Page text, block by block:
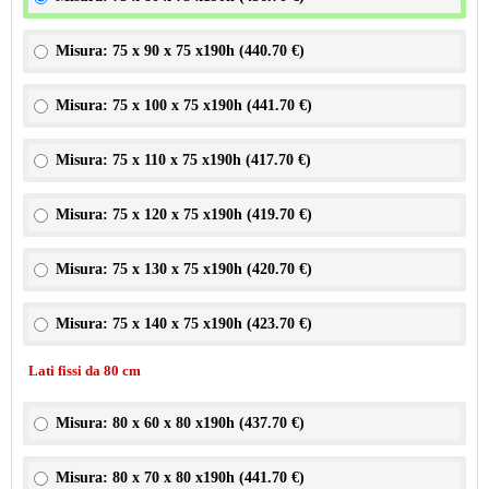
Misura: 75 x 90 x 75 x190h (440.70 €)
Misura: 75 x 100 x 75 x190h (441.70 €)
Misura: 75 x 110 x 75 x190h (417.70 €)
Misura: 75 x 120 x 75 x190h (419.70 €)
Misura: 75 x 130 x 75 x190h (420.70 €)
Misura: 75 x 140 x 75 x190h (423.70 €)
Lati fissi da 80 cm
Misura: 80 x 60 x 80 x190h (437.70 €)
Misura: 80 x 70 x 80 x190h (441.70 €)